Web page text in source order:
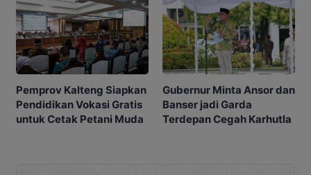
Pemprov Kalteng Siapkan
Pendidikan Vokasi Gratis
untuk Cetak Petani Muda
Gubernur Minta Ansor dan
Banser jadi Garda
Terdepan Cegah Karhutla